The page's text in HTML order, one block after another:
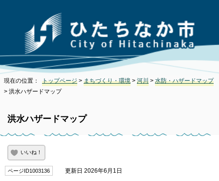
現在の位置： トップページ > まちづくり・環境 > 河川 > 水防・ハザードマップ
> 洪水ハザードマップ
洪水ハザードマップ
いいね！
ページID1003136 更新日 2026年6月1日